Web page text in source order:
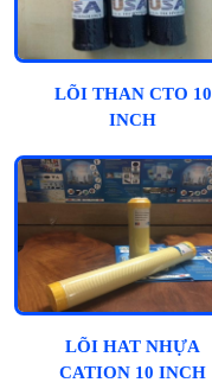
LÕI THAN CTO 10
INCH
LÕI HAT NHỰA
CATION 10 INCH